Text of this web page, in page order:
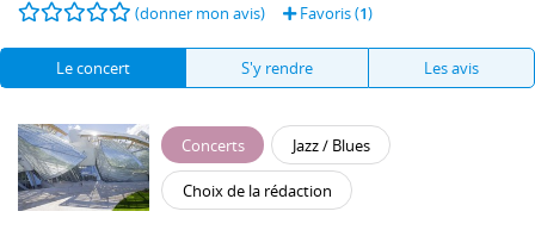
(donner mon avis) Favoris (1)
Le concert S'y rendre Les avis
Concerts Jazz / Blues
Choix de la rédaction